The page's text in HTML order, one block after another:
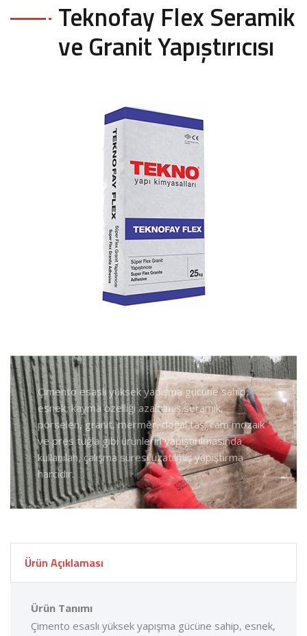
Teknofay Flex Seramik
ve Granit Yapıştırıcısı
Çimento esaslı yüksek yapışma gücüne sahip,
esnek, kayma özelliği azaltılmış seramik,
porselen, granit, mermer, doğal taş, cam mozaik
ve pres tuğla gibi ürünlerin yapıştırılmasında
kullanılan, çalışma süresi uzatılmış yapıştırma
harcıdır.
Ürün Açıklaması
Ürün Tanımı
Çimento esaslı yüksek yapışma gücüne sahip, esnek,